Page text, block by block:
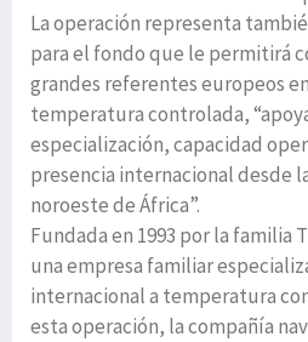
La operación representa
para el fondo que le permitirá
grandes referentes europeos
temperatura controlada,
especialización, capacidad
presencia internacional desde
noroeste de África”.
Fundada en 1993 por la familia
una empresa familiar
internacional a temperatura
esta operación, la compañía